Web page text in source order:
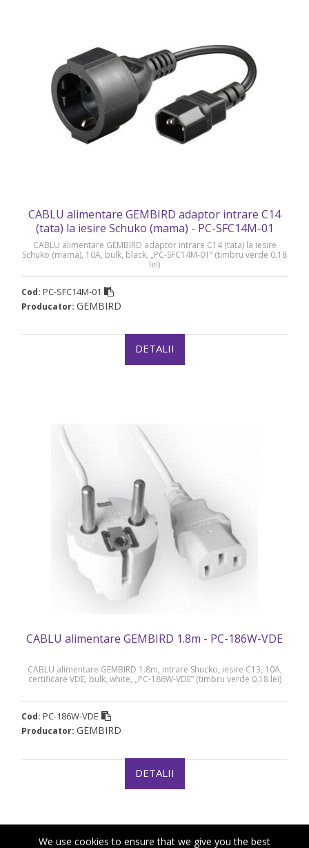
CABLU alimentare GEMBIRD adaptor intrare C14
(tata) la iesire Schuko (mama) - PC-SFC14M-01
CABLU alimentare GEMBIRD adaptor intrare C14 (tata) la iesire
Schuko (mama), 10A, bulk, black, „PC-SFC14M-01” (timbru verde 0.18
lei)
Cod: PC-SFC14M-01
Producator: GEMBIRD
DETALII
CABLU alimentare GEMBIRD 1.8m - PC-186W-VDE
CABLU alimentare GEMBIRD 1.8m, intrare Shucko, iesire C13, 10A,
certificare VDE, bulk, white, „PC-186W-VDE” (timbru verde 0.18 lei)
Cod: PC-186W-VDE
Producator: GEMBIRD
DETALII
We use cookies to ensure that we give you the best